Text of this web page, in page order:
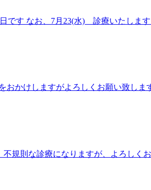
す なお、7月23(水) 診療いたしま
かけしますがよろしくお願い致し
規則な診療になりますが、よろしく